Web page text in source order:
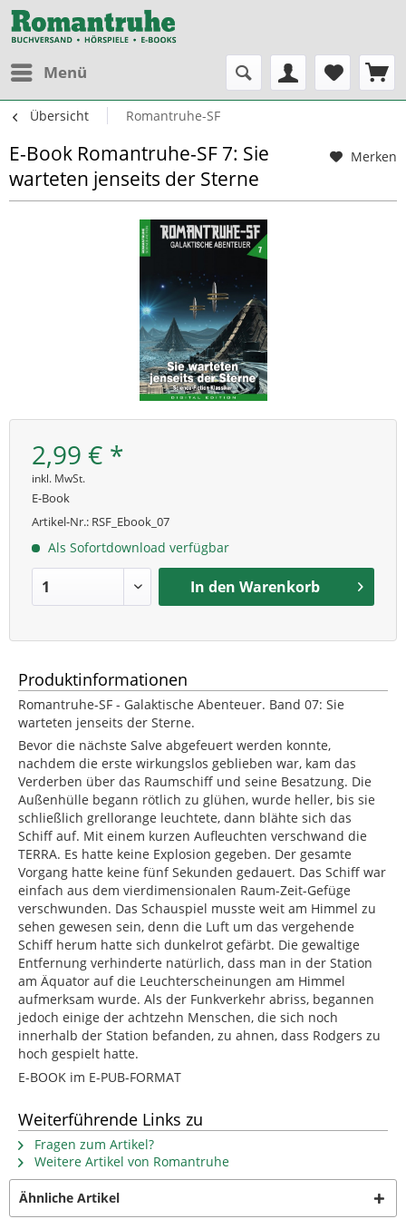
Menü
Übersicht Romantruhe-SF
Merken
E-Book Romantruhe-SF 7: Sie
warteten jenseits der Sterne
2,99 € *
inkl. MwSt.
E-Book
Artikel-Nr.: RSF_Ebook_07
Als Sofortdownload verfügbar
In den Warenkorb
Produktinformationen
Romantruhe-SF - Galaktische Abenteuer. Band 07: Sie
warteten jenseits der Sterne.
Bevor die nächste Salve abgefeuert werden konnte,
nachdem die erste wirkungslos geblieben war, kam das
Verderben über das Raumschiff und seine Besatzung. Die
Außenhülle begann rötlich zu glühen, wurde heller, bis sie
schließlich grellorange leuchtete, dann blähte sich das
Schiff auf. Mit einem kurzen Aufleuchten verschwand die
TERRA. Es hatte keine Explosion gegeben. Der gesamte
Vorgang hatte keine fünf Sekunden gedauert. Das Schiff war
einfach aus dem vierdimensionalen Raum-Zeit-Gefüge
verschwunden. Das Schauspiel musste weit am Himmel zu
sehen gewesen sein, denn die Luft um das vergehende
Schiff herum hatte sich dunkelrot gefärbt. Die gewaltige
Entfernung verhinderte natürlich, dass man in der Station
am Äquator auf die Leuchterscheinungen am Himmel
aufmerksam wurde. Als der Funkverkehr abriss, begannen
jedoch einige der achtzehn Menschen, die sich noch
innerhalb der Station befanden, zu ahnen, dass Rodgers zu
hoch gespielt hatte.
E-BOOK im E-PUB-FORMAT
Weiterführende Links zu
Fragen zum Artikel?
Weitere Artikel von Romantruhe
Ähnliche Artikel